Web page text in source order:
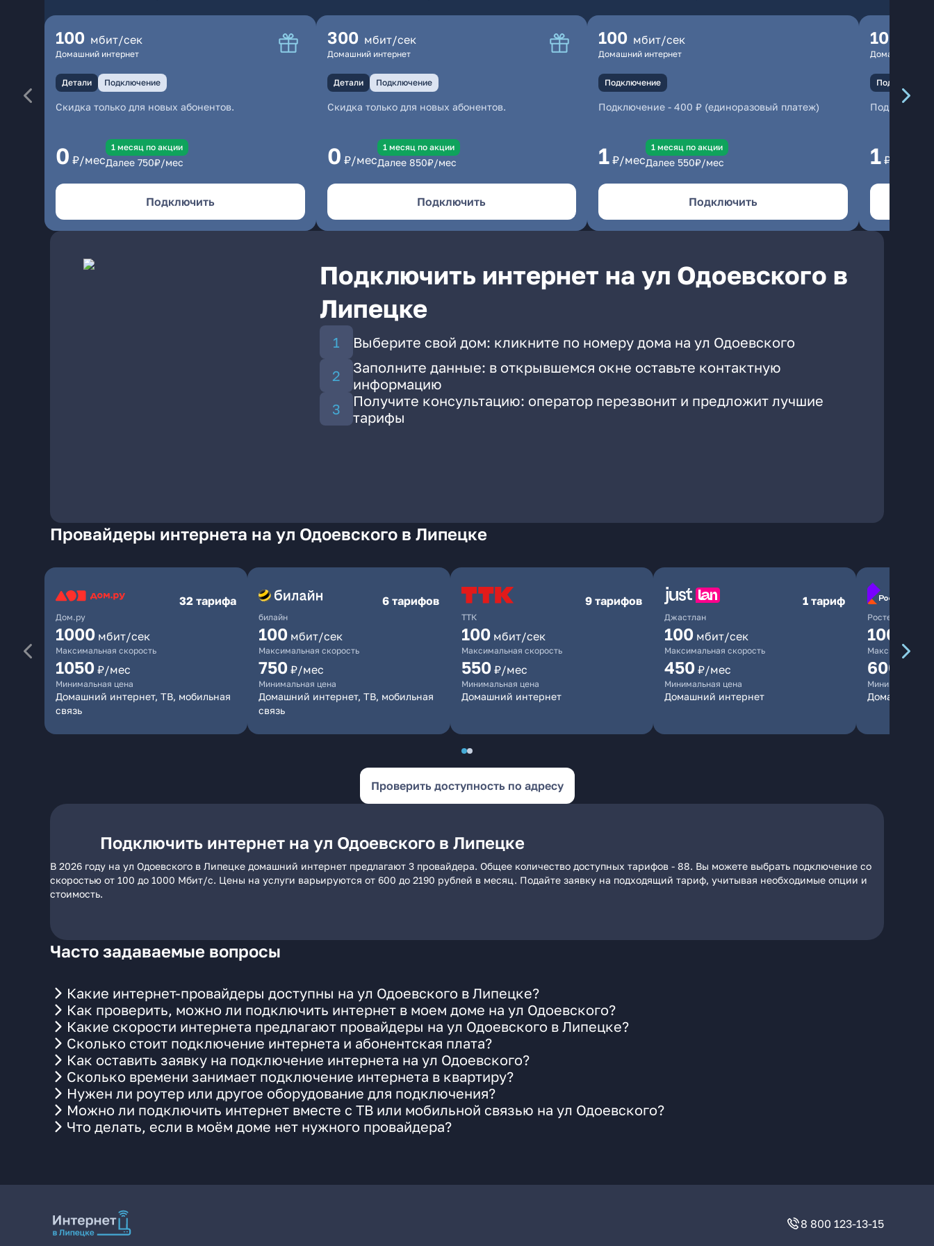
100 мбит/сек
Домашний интернет
Детали Подключение
Скидка только для новых абонентов.
0 ₽/мес
1 месяц по акции
Далее 750₽/мес
Подключить
300 мбит/сек
Домашний интернет
Детали Подключение
Скидка только для новых абонентов.
0 ₽/мес
1 месяц по акции
Далее 850₽/мес
Подключить
100 мбит/сек
Домашний интернет
Подключение
Подключение - 400 ₽ (единоразовый платеж)
1 ₽/мес
1 месяц по акции
Далее 550₽/мес
Подключить
100
Домашний
Подключение
1 ₽/мес
Подключить интернет на ул Одоевского в
Липецке
Выберите свой дом: кликните по номеру дома на ул Одоевского
Заполните данные: в открывшемся окне оставьте контактную
информацию
Получите консультацию: оператор перезвонит и предложит лучшие
тарифы
Провайдеры интернета на ул Одоевского в Липецке
Дом.ру
32 тарифа
1000 мбит/сек
Максимальная скорость
1050 ₽/мес
Минимальная цена
Домашний интернет, ТВ, мобильная
связь
билайн
6 тарифов
100 мбит/сек
Максимальная скорость
750 ₽/мес
Минимальная цена
Домашний интернет, ТВ, мобильная
связь
ТТК
9 тарифов
100 мбит/сек
Максимальная скорость
550 ₽/мес
Минимальная цена
Домашний интернет
Джастлан
1 тариф
100 мбит/сек
Максимальная скорость
450 ₽/мес
Минимальная цена
Домашний интернет
Ростелеком
1000
Максимальная
600
Минимальная
Домашний
Проверить доступность по адресу
Подключить интернет на ул Одоевского в Липецке
В 2026 году на ул Одоевского в Липецке домашний интернет предлагают 3 провайдера. Общее количество доступных тарифов - 88. Вы можете выбрать подключение со
скоростью от 100 до 1000 Мбит/с. Цены на услуги варьируются от 600 до 2190 рублей в месяц. Подайте заявку на подходящий тариф, учитывая необходимые опции и
стоимость.
Часто задаваемые вопросы
Какие интернет-провайдеры доступны на ул Одоевского в Липецке?
Как проверить, можно ли подключить интернет в моем доме на ул Одоевского?
Какие скорости интернета предлагают провайдеры на ул Одоевского в Липецке?
Сколько стоит подключение интернета и абонентская плата?
Как оставить заявку на подключение интернета на ул Одоевского?
Сколько времени занимает подключение интернета в квартиру?
Нужен ли роутер или другое оборудование для подключения?
Можно ли подключить интернет вместе с ТВ или мобильной связью на ул Одоевского?
Что делать, если в моём доме нет нужного провайдера?
8 800 123-13-15